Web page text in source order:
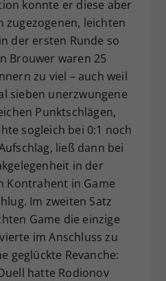
konnte er diese aber
leichten
der ersten Runde so
Brouwer waren 25
zu viel – auch weil
sieben unerzwungene
Punktschlägen,
sogleich bei 0:1 noch
ließ dann bei
in der
Kontrahent in Game
Im zweiten Satz
Game die einzige
im Anschluss zu
geglückte Revanche:
hatte Rodionov